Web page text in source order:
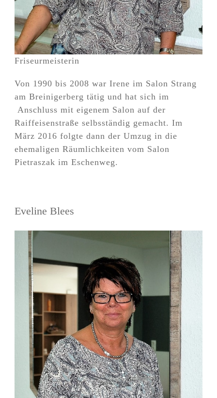
Friseurmeisterin
Von 1990 bis 2008 war Irene im Salon Strang
am Breinigerberg tätig und hat sich im
Anschluss mit eigenem Salon auf der
Raiffeisenstraße selbsständig gemacht. Im
März 2016 folgte dann der Umzug in die
ehemaligen Räumlichkeiten vom Salon
Pietraszak im Eschenweg.
Eveline Blees